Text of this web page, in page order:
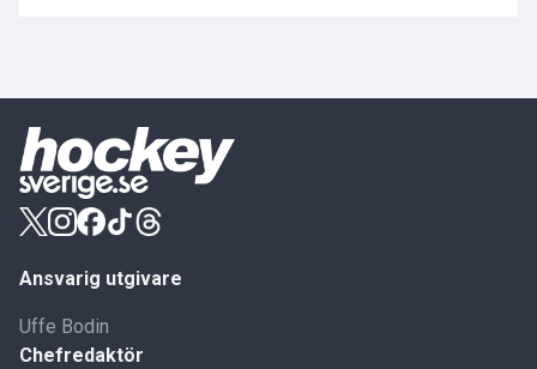
Ansvarig utgivare
Uffe Bodin
Chefredaktör